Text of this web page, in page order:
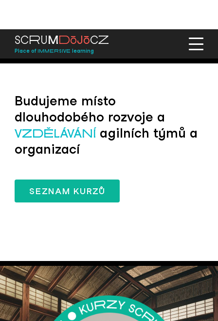
SCRUMDōJōCZ
Place of IMMERSIVE learning
Budujeme místo
dlouhodobého rozvoje a
VZDĚLÁVÁNÍagilních týmů a
organizací
SEZNAM KURZŮ